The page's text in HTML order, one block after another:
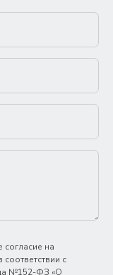
согласие на
с
№152-ФЗ «О